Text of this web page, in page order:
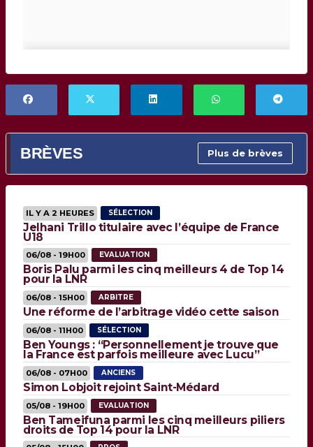
BRÈVES Plus de brèves
IL Y A 2 HEURES SÉLECTION
Jelhani Trillo titulaire avec l’équipe de France
U18
06/08 - 19H00 EVALUATION
Boris Palu parmi les cinq meilleurs 4 de Top 14
pour la LNR
06/08 - 15H00 ARBITRE
Une réforme de l’arbitrage vidéo cette saison
06/08 - 11H00 SÉLECTION
Ben Youngs : “Personnellement je trouve que
la France est parfois meilleure avec Lucu”
06/08 - 07H00 ANCIENS
Simon Lobjoit rejoint Saint-Médard
05/08 - 19H00 EVALUATION
Ben Tameifuna parmi les cinq meilleurs piliers
droits de Top 14 pour la LNR